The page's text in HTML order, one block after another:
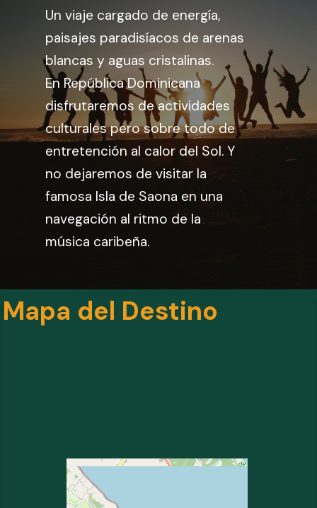
Un viaje cargado de energía,
paisajes paradisíacos de arenas
blancas y aguas cristalinas.
En República Dominicana
disfrutaremos de actividades
culturales pero sobre todo de
entretención al calor del Sol. Y
no dejaremos de visitar la
famosa Isla de Saona en una
navegación al ritmo de la
música caribeña.
Mapa del Destino